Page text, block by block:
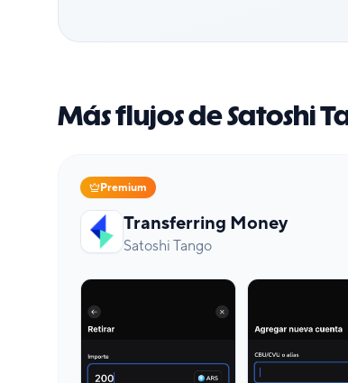
Más flujos de Satoshi
Premium
Transferring Money
Satoshi Tango